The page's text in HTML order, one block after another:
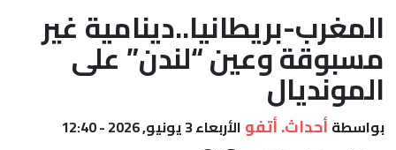
أعمدة
الصحراء
المغرب-بريطانيا..دينامية غير
مسبوقة وعين “لندن” على
المونديال
بواسطة أحداث. أتفو الأربعاء 3 يونيو, 2026 - 12:40